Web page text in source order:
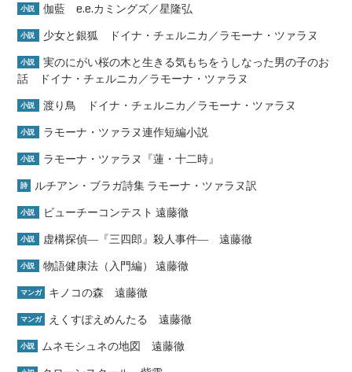
小説 伽藍 e.e.カミングズ／星隆弘
小説 少女と銀狐 ドイナ・チェルニカ／ラモーナ・ツァラヌ
小説
実のにがい桜の木と生きる気もちをうしなった男の子のお
話 ドイナ・チェルニカ／ラモーナ・ツァラヌ
小説 渡り鳥 ドイナ・チェルニカ／ラモーナ・ツァラヌ
小説 ラモーナ・ツァラヌ連作短編小説
小説 ラモーナ・ツァラヌ『蓮・十二時』
詩 ルチアン・ブラガ詩集 ラモーナ・ツァラヌ訳
小説 ビューチーコンテスト 遠藤徹
小説 虚構探偵―『三四郎』殺人事件― 遠藤徹
小説 物語健康法（入門編） 遠藤徹
マンガ キノコの森 遠藤徹
マンガ えくすぽえめんたる 遠藤徹
小説 ムネモシュネの地図 遠藤徹